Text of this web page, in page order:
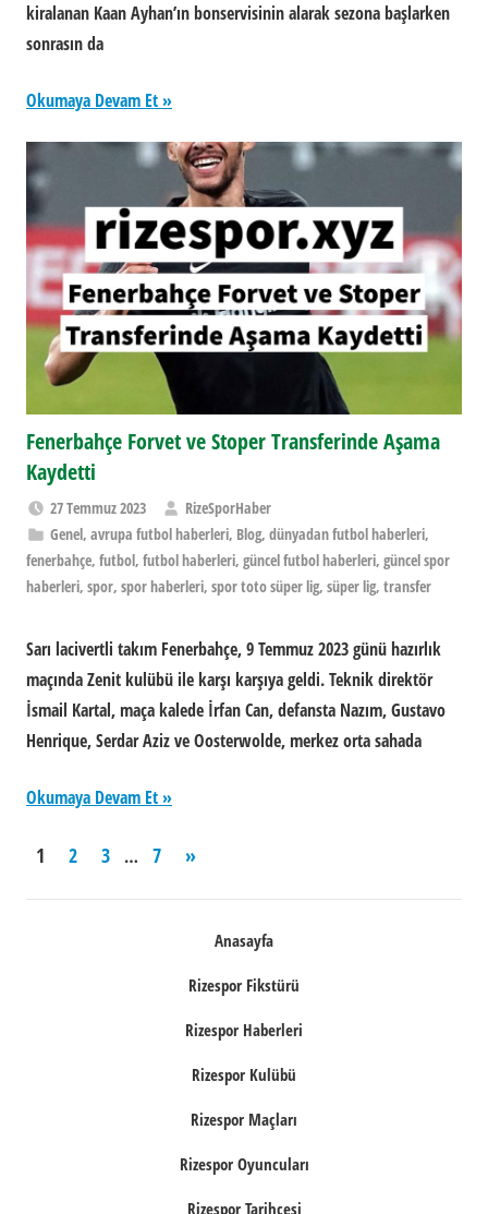
kiralanan Kaan Ayhan’ın bonservisinin alarak sezona başlarken
sonrasın da
Okumaya Devam Et
Fenerbahçe Forvet ve Stoper Transferinde Aşama
Kaydetti
27 Temmuz 2023
RizeSporHaber
Genel,avrupa futbol haberleri, Blog,dünyadan futbol haberleri,
fenerbahçe, futbol, futbol haberleri, güncel futbol haberleri, güncel spor
haberleri, spor, spor haberleri, spor toto süper lig, süper lig, transfer
Sarı lacivertli takım Fenerbahçe, 9 Temmuz 2023 günü hazırlık
maçında Zenit kulübü ile karşı karşıya geldi. Teknik direktör
İsmail Kartal, maça kalede İrfan Can, defansta Nazım, Gustavo
Henrique, Serdar Aziz ve Oosterwolde, merkez orta sahada
Okumaya Devam Et
Yazı
sayfalaması
1 2 3 … 7
Next
»
Anasayfa
Rizespor Fikstürü
Rizespor Haberleri
Rizespor Kulübü
Rizespor Maçları
Rizespor Oyuncuları
Rizespor Tarihçesi